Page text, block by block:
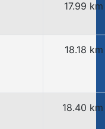
17.99 km
18.18 km
18.40 km